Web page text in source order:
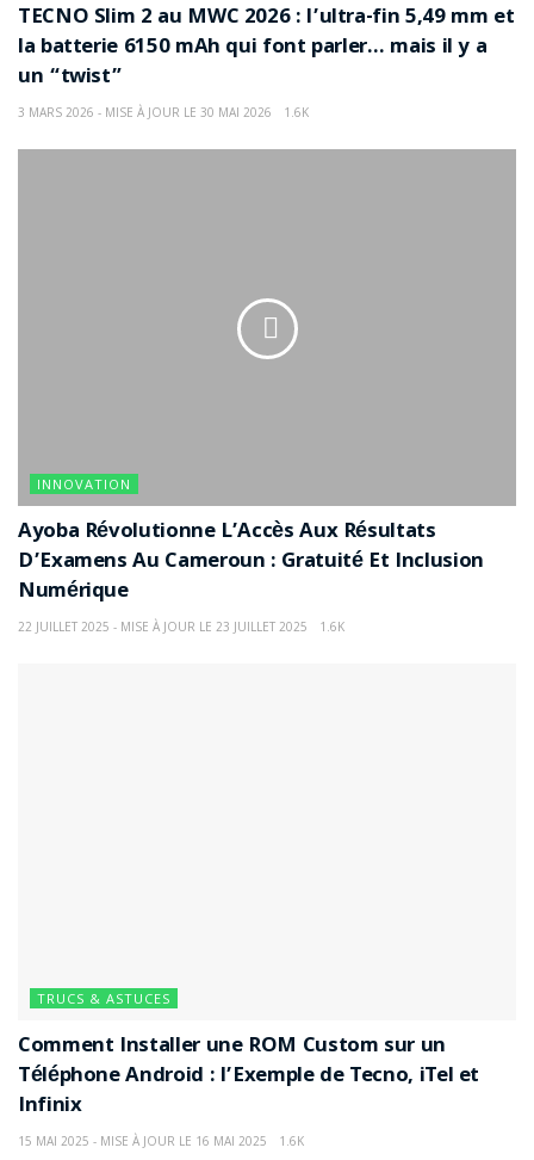
TECNO Slim 2 au MWC 2026 : l’ultra-fin 5,49 mm et
la batterie 6150 mAh qui font parler… mais il y a
un “twist”
3 MARS 2026 - MISE À JOUR LE 30 MAI 2026 1.6K
INNOVATION
Ayoba Révolutionne L’Accès Aux Résultats
D’Examens Au Cameroun : Gratuité Et Inclusion
Numérique
22 JUILLET 2025 - MISE À JOUR LE 23 JUILLET 2025 1.6K
TRUCS & ASTUCES
Comment Installer une ROM Custom sur un
Téléphone Android : l’Exemple de Tecno, iTel et
Infinix
15 MAI 2025 - MISE À JOUR LE 16 MAI 2025 1.6K